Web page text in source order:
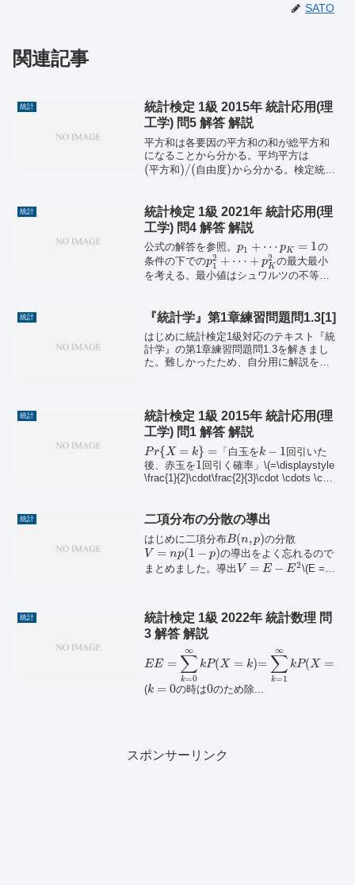
SATO
関連記事
統計
統計検定 1級 2015年 統計応用(理
工学) 問5 解答 解説
平方和は各要因の平方和の和が総平方和
になることから分かる。平均平方は
(平方和)/(自 由 度)から分かる。検定統計
分かる。各要因の自由度については、の
総平方和の分解式をもとに考えると...
統計
統計検定 1級 2021年 統計応用(理
工学) 問4 解答 解説
公式の解答を参照。p1 + ⋯ pK = 1の
条件の下でのp2
1 + ⋯ + p2
K の最大最小
を考える。最小値はシュワルツの不等式
統計 『統計学』第1章練習問題問1.3[1]
はじめに統計検定1級対応のテキスト『統
計学』の第1章練習問題問1.3を解きまし
た。難しかったため、自分用に解説を残
ける部分もあると思...
統計
統計検定 1級 2015年 統計応用(理
工学) 問1 解答 解説
Pr{X = k} = 「白玉をk − 1 回引いた
後、赤玉を1 回引く確率」\(=\displaystyle
\frac{1}{2}\cdot\frac{2}{3}\cdot \cdots \cdot
統計 二項分布の分散の導出
はじめに二項分布B(n,p)の分散
V = np(1 − p)の導出をよく忘れるので
まとめました。導出 V = E − E2\(E =
統計
統計検定 1級 2022年 統計数理 問
3 解答 解説
EE = ∑
k=0
∞
kP(X = k)= ∑
k=1
∞
kP(X = k
(k = 0の時は0のため除...
スポンサーリンク